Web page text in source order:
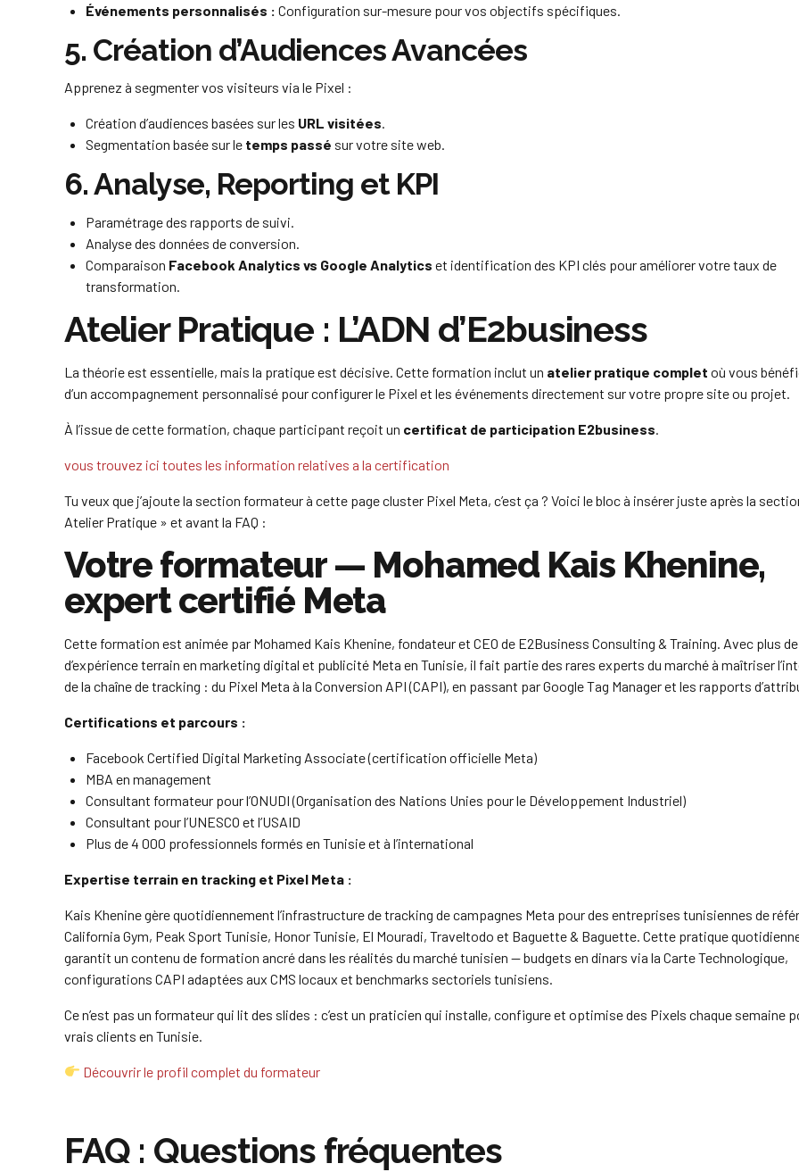
Événements personnalisés : Configuration sur-mesure pour vos objectifs spécifiques.
5. Création d’Audiences Avancées
Apprenez à segmenter vos visiteurs via le Pixel :
Création d’audiences basées sur les URL visitées.
Segmentation basée sur le temps passé sur votre site web.
6. Analyse, Reporting et KPI
Paramétrage des rapports de suivi.
Analyse des données de conversion.
Comparaison Facebook Analytics vs Google Analytics et identification des KPI clés pour améliorer votre taux de
transformation.
Atelier Pratique : L’ADN d’E2business
La théorie est essentielle, mais la pratique est décisive. Cette formation inclut un atelier pratique complet où vous
d’un accompagnement personnalisé pour configurer le Pixel et les événements directement sur votre propre site ou projet.
À l’issue de cette formation, chaque participant reçoit un certificat de participation E2business
vous trouvez ici toutes les information relatives a la certification
Tu veux que j’ajoute la section formateur à cette page cluster Pixel Meta, c’est ça ? Voici le bloc à insérer juste après la
Atelier Pratique » et avant la FAQ :
Votre formateur — Mohamed Kais Khenine,
expert certifié Meta
Cette formation est animée par Mohamed Kais Khenine, fondateur et CEO de E2Business Consulting & Training. Avec plus de
d’expérience terrain en marketing digital et publicité Meta en Tunisie, il fait partie des rares experts du marché à maîtriser
de la chaîne de tracking : du Pixel Meta à la Conversion API (CAPI), en passant par Google Tag Manager et les rapports
Certifications et parcours :
Facebook Certified Digital Marketing Associate (certification officielle Meta)
MBA en management
Consultant formateur pour l’ONUDI (Organisation des Nations Unies pour le Développement Industriel)
Consultant pour l’UNESCO et l’USAID
Plus de 4 000 professionnels formés en Tunisie et à l’international
Expertise terrain en tracking et Pixel Meta :
Kais Khenine gère quotidiennement l’infrastructure de tracking de campagnes Meta pour des entreprises tunisiennes de
California Gym, Peak Sport Tunisie, Honor Tunisie, El Mouradi, Traveltodo et Baguette & Baguette. Cette pratique
garantit un contenu de formation ancré dans les réalités du marché tunisien — budgets en dinars via la Carte Technologique,
configurations CAPI adaptées aux CMS locaux et benchmarks sectoriels tunisiens.
Ce n’est pas un formateur qui lit des slides : c’est un praticien qui installe, configure et optimise des Pixels chaque semaine
vrais clients en Tunisie.
Découvrir le profil complet du formateur
FAQ : Questions fréquentes